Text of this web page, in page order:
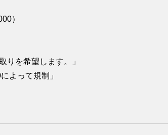
）
を希望します。」
よって規制」